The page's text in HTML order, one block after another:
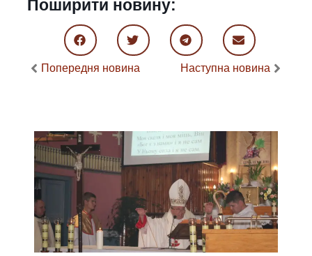
Поширити новину:
Попередня новина Наступна новина